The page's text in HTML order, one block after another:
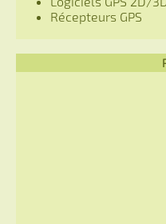
Récepteurs GPS